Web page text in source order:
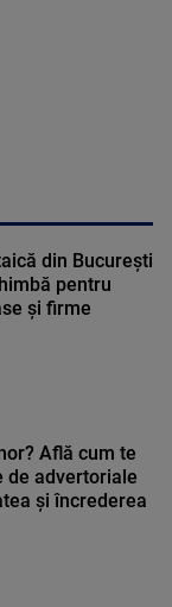
din București
pentru
și firme
Află cum te
de advertoriale
și încrederea